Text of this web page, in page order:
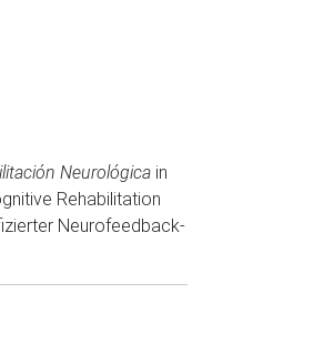
Neurológicain
Rehabilitation
Neurofeedback-